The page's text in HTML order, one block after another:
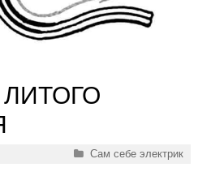
Рубрики
Сам себе электрик